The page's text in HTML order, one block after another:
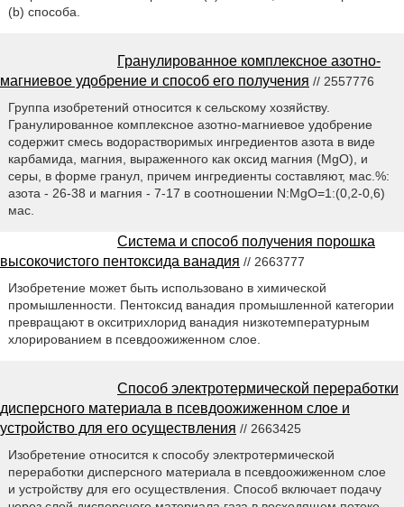
(b) способа.
Гранулированное комплексное азотно-
магниевое удобрение и способ его получения // 2557776
Группа изобретений относится к сельскому хозяйству.
Гранулированное комплексное азотно-магниевое удобрение
содержит смесь водорастворимых ингредиентов азота в виде
карбамида, магния, выраженного как оксид магния (MgO), и
серы, в форме гранул, причем ингредиенты составляют, мас.%:
азота - 26-38 и магния - 7-17 в соотношении N:MgO=1:(0,2-0,6)
мас.
Система и способ получения порошка
высокочистого пентоксида ванадия // 2663777
Изобретение может быть использовано в химической
промышленности. Пентоксид ванадия промышленной категории
превращают в окситрихлорид ванадия низкотемпературным
хлорированием в псевдоожиженном слое.
Способ электротермической переработки
дисперсного материала в псевдоожиженном слое и
устройство для его осуществления // 2663425
Изобретение относится к способу электротермической
переработки дисперсного материала в псевдоожиженном слое
и устройству для его осуществления. Способ включает подачу